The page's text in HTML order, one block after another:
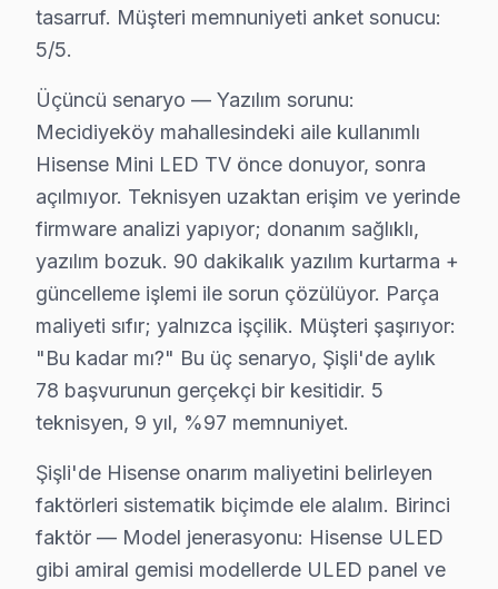
Şişli'deki Hisense müşteri deneyimini temsil eden üç
İkinci senaryo — Chip-level müdahale: Nişantaşı'daki
Üçüncü senaryo — Yazılım sorunu: Mecidiyeköy
Şişli'de Hisense onarım maliyetini belirleyen faktörleri
İkinci faktör — Arıza derinliği: Yüzeysel Wi-Fi modül
Dördüncü faktör — Parça temini: Stokta hazır bu
Şişli'deki Hisense servis hacmi takvim boyunca beş
İkinci pik — Mart sonu: Bahar temizliği sırasında
Üçüncü pik — Haziran: Ramazan Bayramı ve yaz
Beşinci pik — Kasım: Alışveriş sezonu kampanyaları
Şişli Mahalle Bazlı Hisense TV Servis Kapsamı
19 Mayıs, Bozkurt, Cumhuriyet, Duatepe,
Gülbahar, Halaskargazi, Halide Edip Adıvar, Halil
Mahmut Şevket Paşa, Mecidiyeköy, Meşrutiyet,
tasarruf. Müşteri memnuniyeti anket sonucu:
5/5.
Üçüncü senaryo — Yazılım sorunu:
Mecidiyeköy mahallesindeki aile kullanımlı
Hisense Mini LED TV önce donuyor, sonra
açılmıyor. Teknisyen uzaktan erişim ve yerinde
firmware analizi yapıyor; donanım sağlıklı,
yazılım bozuk. 90 dakikalık yazılım kurtarma +
güncelleme işlemi ile sorun çözülüyor. Parça
maliyeti sıfır; yalnızca işçilik. Müşteri şaşırıyor:
"Bu kadar mı?" Bu üç senaryo, Şişli'de aylık
78 başvurunun gerçekçi bir kesitidir. 5
teknisyen, 9 yıl, %97 memnuniyet.
Şişli'de Hisense onarım maliyetini belirleyen
faktörleri sistematik biçimde ele alalım. Birinci
faktör — Model jenerasyonu: Hisense ULED
gibi amiral gemisi modellerde ULED panel ve